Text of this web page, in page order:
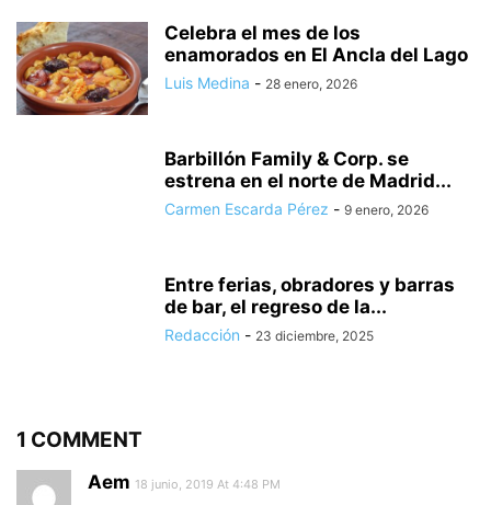
Celebra el mes de los
enamorados en El Ancla del Lago
Luis Medina - 28 enero, 2026
Barbillón Family & Corp. se
estrena en el norte de Madrid...
Carmen Escarda Pérez - 9 enero, 2026
Entre ferias, obradores y barras
de bar, el regreso de la...
Redacción - 23 diciembre, 2025
1 COMMENT
Aem 18 junio, 2019 At 4:48 PM